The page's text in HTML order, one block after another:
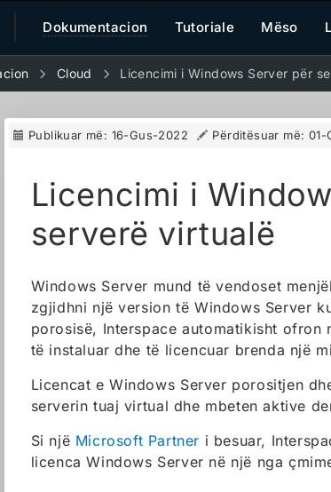
Dokumentacion Tutoriale Mëso
Cloud Licencimi i Windows Server për
Publikuar më: 16-Gus-2022 Përditësuar më: 01-
Licencimi i
serverë virtualë
Windows Server mund të vendoset
zgjidhni një version të Windows Server
porosisë, Interspace automatikisht ofron
të instaluar dhe të licencuar brenda një
Licencat e Windows Server porositjen
serverin tuaj virtual dhe mbeten aktive
Si një Microsoft Partner i besuar,
licenca Windows Server në një nga